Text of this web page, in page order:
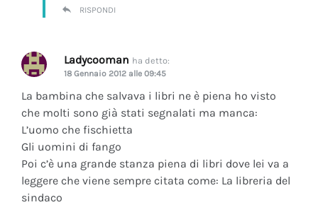
RISPONDI
Ladycooman ha detto:
18 Gennaio 2012 alle 09:45
La bambina che salvava i libri ne è piena ho visto
che molti sono già stati segnalati ma manca:
L’uomo che fischietta
Gli uomini di fango
Poi c’è una grande stanza piena di libri dove lei va a
leggere che viene sempre citata come: La libreria del
sindaco